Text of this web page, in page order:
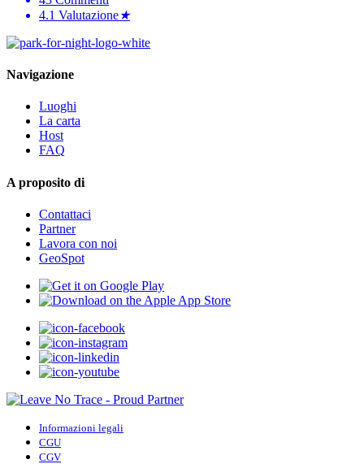
4.1 Valutazione★
Navigazione
Luoghi
La carta
Host
FAQ
A proposito di
Contattaci
Partner
Lavora con noi
GeoSpot
Informazioni legali
CGU
CGV